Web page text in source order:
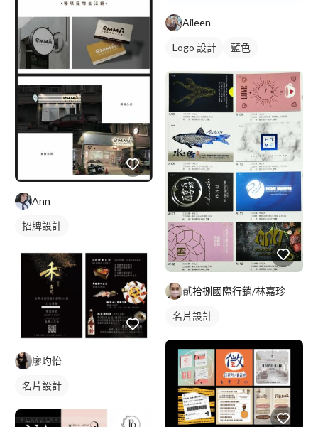
Ann
招牌設計
廖玓怡
名片設計
Aileen
Logo 設計 藍色
貳拾捌國際行銷/林嘉珍
名片設計